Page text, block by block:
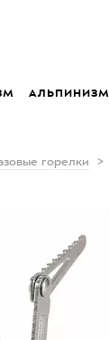
АЛЬПИНИЗМ
горелки